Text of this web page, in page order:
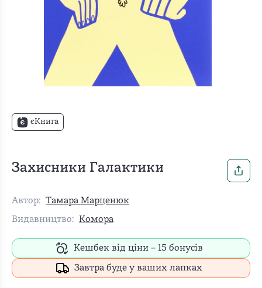
єКнига
Захисники Галактики
Автор: Тамара Марценюк
Видавництво: Комора
Кешбек від ціни – 15 бонусів
Завтра буде у ваших лапках